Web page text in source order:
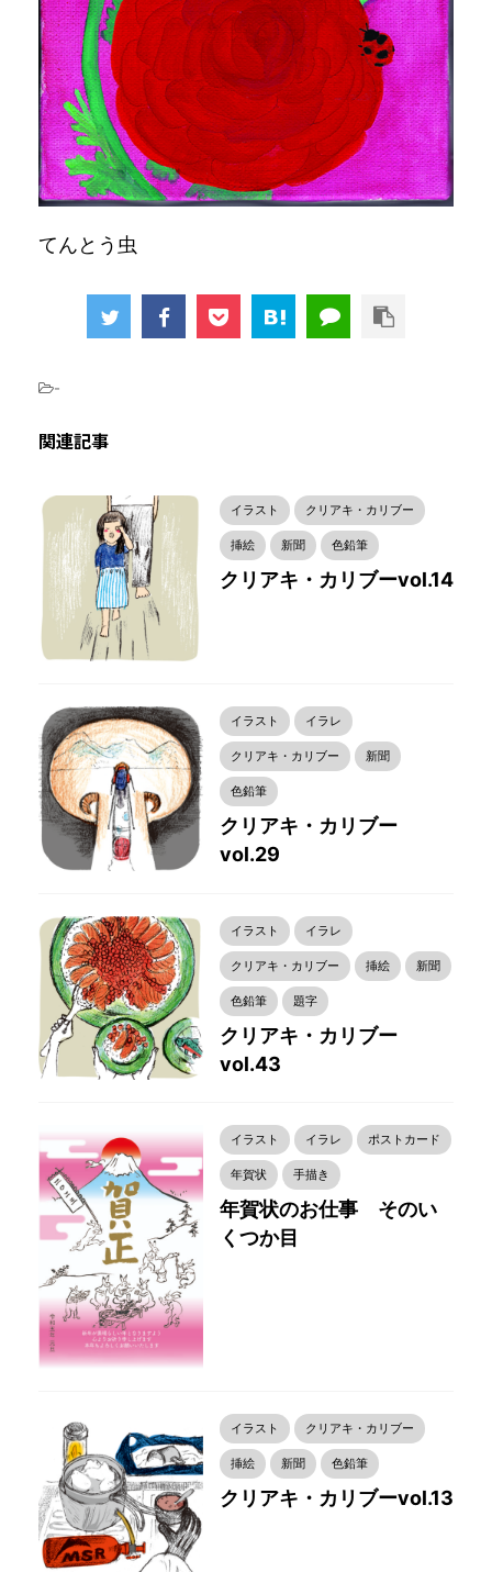
てんとう虫
-
関連記事
イラスト クリアキ・カリブー
挿絵 新聞 色鉛筆
クリアキ・カリブーvol.14
イラスト イラレ
クリアキ・カリブー 新聞
色鉛筆
クリアキ・カリブー
vol.29
イラスト イラレ
クリアキ・カリブー 挿絵 新聞
色鉛筆 題字
クリアキ・カリブー
vol.43
イラスト イラレ ポストカード
年賀状 手描き
年賀状のお仕事 そのい
くつか目
イラスト クリアキ・カリブー
挿絵 新聞 色鉛筆
クリアキ・カリブーvol.13